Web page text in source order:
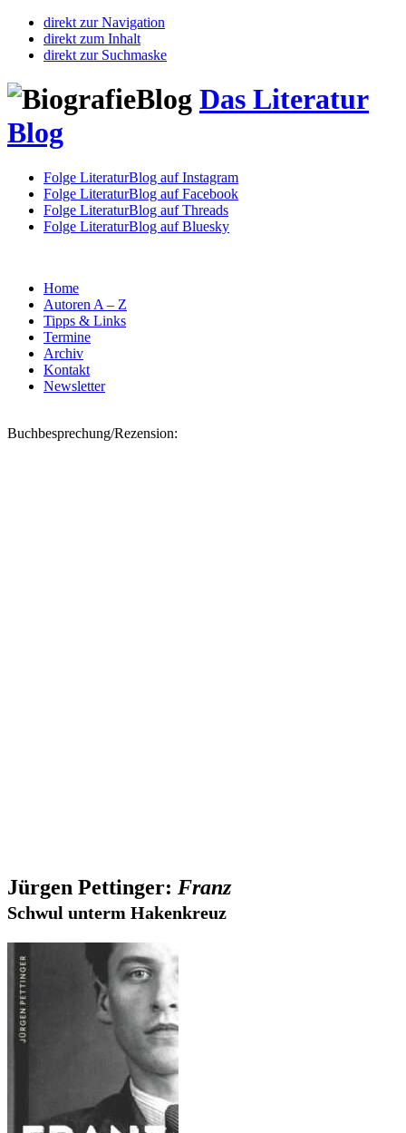
direkt zur Navigation
direkt zum Inhalt
direkt zur Suchmaske
Das Literatur
Blog
Folge LiteraturBlog auf Instagram
Folge LiteraturBlog auf Facebook
Folge LiteraturBlog auf Threads
Folge LiteraturBlog auf Bluesky
Home
Autoren A – Z
Tipps & Links
Termine
Archiv
Kontakt
Newsletter
Buchbesprechung/Rezension:
Jürgen Pettinger: Franz
Schwul unterm Hakenkreuz